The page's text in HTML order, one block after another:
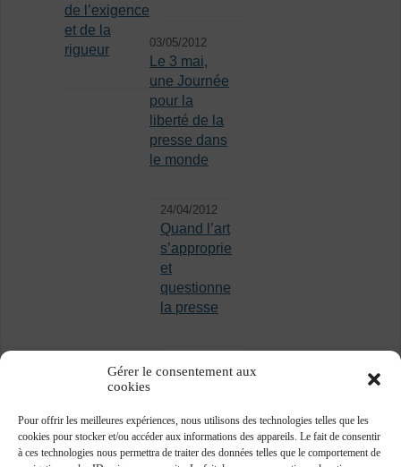
Gérer le consentement aux
cookies
Pour offrir les meilleures expériences, nous utilisons des technologies telles que les
cookies pour stocker et/ou accéder aux informations des appareils. Le fait de consentir
à ces technologies nous permettra de traiter des données telles que le comportement de
de l’exigence
et de la
rigueur
03/05/2012
Le 3 mai,
une Journée
pour la
liberté de la
presse dans
le monde
24/04/2012
Quand l’art
s’approprie
et
questionne
la presse